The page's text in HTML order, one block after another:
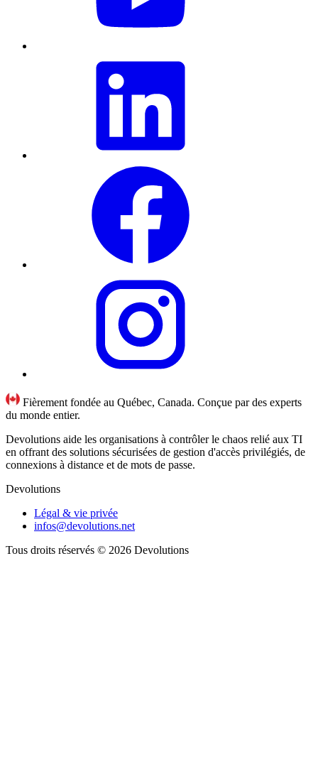
Fièrement fondée au Québec, Canada. Conçue par des experts
du monde entier.
Devolutions aide les organisations à contrôler le chaos relié aux TI
en offrant des solutions sécurisées de gestion d'accès privilégiés, de
connexions à distance et de mots de passe.
Devolutions
Légal & vie privée
infos@devolutions.net
Tous droits réservés © 2026 Devolutions